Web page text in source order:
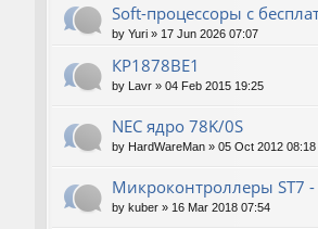
Soft-процессоры с
by Yuri » 17 Jun 2026 07:07
КР1878ВЕ1
by Lavr » 04 Feb 2015 19:25
NEC ядро 78K/0S
by HardWareMan » 05 Oct 2012 08:18
Микроконтроллеры ST7 -
by kuber » 16 Mar 2018 07:54